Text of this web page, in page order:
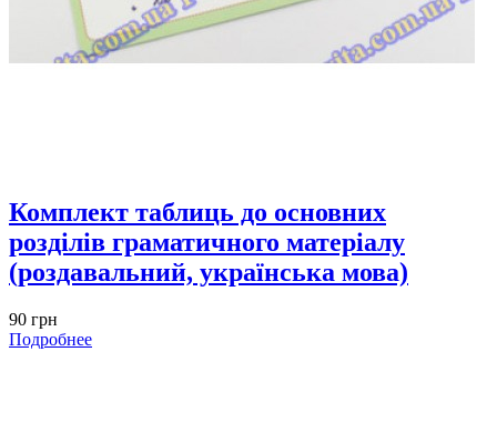
Комплект таблиць до основних
розділів граматичного матеріалу
(роздавальний, українська мова)
90 грн
Подробнее